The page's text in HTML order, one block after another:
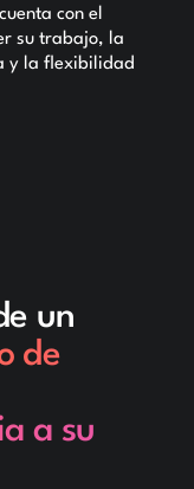
con el
su trabajo, la
y la flexibilidad
un
de
a su